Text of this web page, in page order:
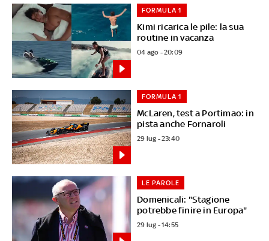
Kimi ricarica le pile: la sua
routine in vacanza
FORMULA 1
04 ago - 20:09
McLaren, test a Portimao: in
pista anche Fornaroli
FORMULA 1
29 lug - 23:40
Domenicali: "Stagione
potrebbe finire in Europa"
LE PAROLE
29 lug - 14:55